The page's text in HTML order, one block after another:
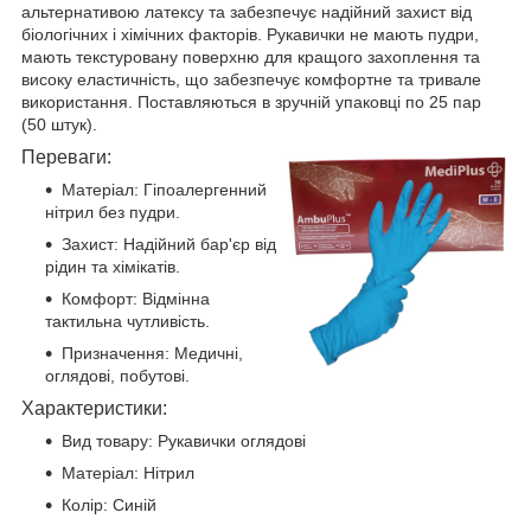
альтернативою латексу та забезпечує надійний захист від
біологічних і хімічних факторів. Рукавички не мають пудри,
мають текстуровану поверхню для кращого захоплення та
високу еластичність, що забезпечує комфортне та тривале
використання. Поставляються в зручній упаковці по 25 пар
(50 штук).
Переваги:
Матеріал: Гіпоалергенний
нітрил без пудри.
Захист: Надійний бар'єр від
рідин та хімікатів.
Комфорт: Відмінна
тактильна чутливість.
Призначення: Медичні,
оглядові, побутові.
Характеристики:
Вид товару: Рукавички оглядові
Матеріал: Нітрил
Колір: Синій